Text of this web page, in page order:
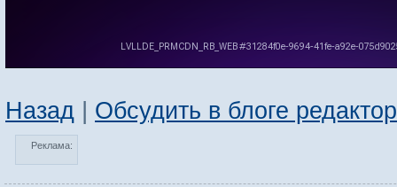
Назад | Обсудить в блоге
Реклама: